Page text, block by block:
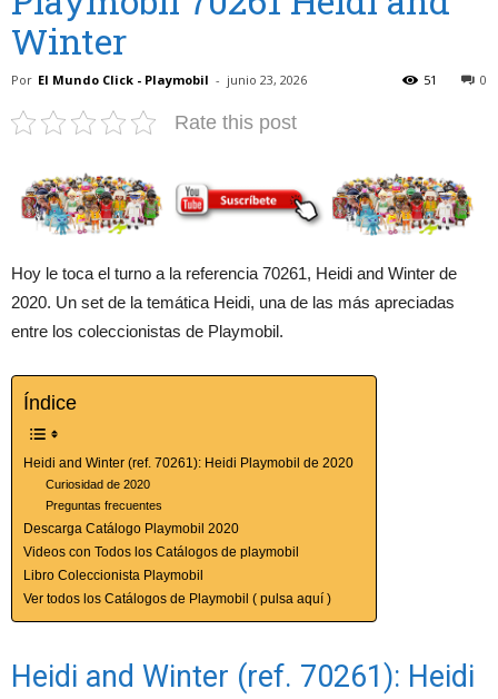
Winter
Por El Mundo Click - Playmobil - junio 23, 2026 0
51
Rate this post
Hoy le toca el turno a la referencia 70261, Heidi and Winter de
2020. Un set de la temática Heidi, una de las más apreciadas
entre los coleccionistas de Playmobil.
Índice
Heidi and Winter (ref. 70261): Heidi Playmobil de 2020
Curiosidad de 2020
Preguntas frecuentes
Descarga Catálogo Playmobil 2020
Videos con Todos los Catálogos de playmobil
Libro Coleccionista Playmobil
Ver todos los Catálogos de Playmobil ( pulsa aquí )
Heidi and Winter (ref. 70261): Heidi